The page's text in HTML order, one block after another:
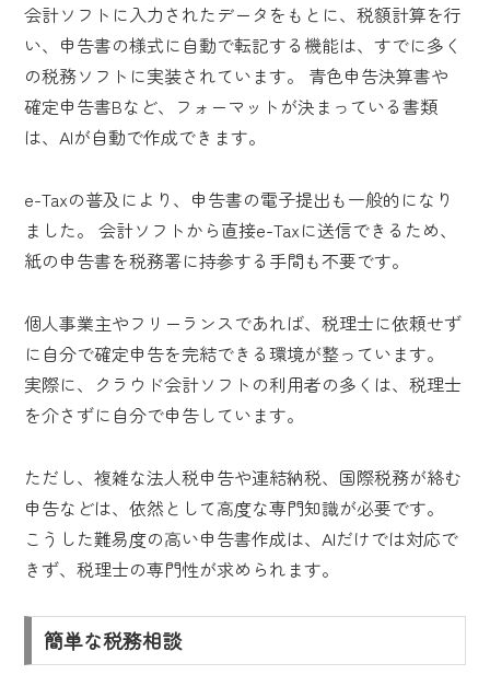
会計ソフトに入力されたデータをもとに、税額計算を行
い、申告書の様式に自動で転記する機能は、すでに多く
の税務ソフトに実装されています。 青色申告決算書や
確定申告書Bなど、フォーマットが決まっている書類
は、AIが自動で作成できます。
e-Taxの普及により、申告書の電子提出も一般的になり
ました。 会計ソフトから直接e-Taxに送信できるため、
紙の申告書を税務署に持参する手間も不要です。
個人事業主やフリーランスであれば、税理士に依頼せず
に自分で確定申告を完結できる環境が整っています。
実際に、クラウド会計ソフトの利用者の多くは、税理士
を介さずに自分で申告しています。
ただし、複雑な法人税申告や連結納税、国際税務が絡む
申告などは、依然として高度な専門知識が必要です。
こうした難易度の高い申告書作成は、AIだけでは対応で
きず、税理士の専門性が求められます。
簡単な税務相談